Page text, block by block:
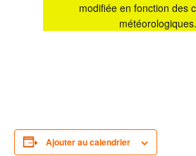
modifiée en fonction des
météorologiques.
Ajouter au calendrier